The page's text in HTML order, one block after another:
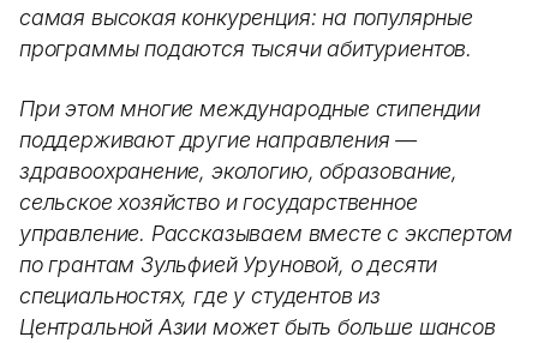
самая высокая конкуренция: на популярные
программы подаются тысячи абитуриентов.
При этом многие международные стипендии
поддерживают другие направления —
здравоохранение, экологию, образование,
сельское хозяйство и государственное
управление. Рассказываем вместе с экспертом
по грантам Зульфией Уруновой, о десяти
специальностях, где у студентов из
Центральной Азии может быть больше шансов